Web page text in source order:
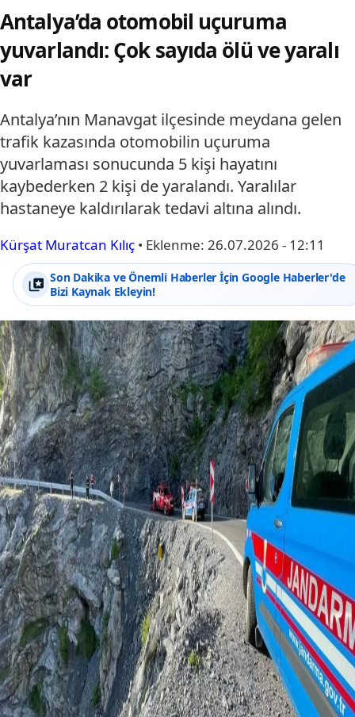
Antalya’da otomobil uçuruma
yuvarlandı: Çok sayıda ölü ve yaralı
var
Antalya’nın Manavgat ilçesinde meydana gelen
trafik kazasında otomobilin uçuruma
yuvarlaması sonucunda 5 kişi hayatını
kaybederken 2 kişi de yaralandı. Yaralılar
hastaneye kaldırılarak tedavi altına alındı.
Kürşat Muratcan Kılıç • Eklenme: 26.07.2026 - 12:11
Son Dakika ve Önemli Haberler İçin Google Haberler'de
Bizi Kaynak Ekleyin!